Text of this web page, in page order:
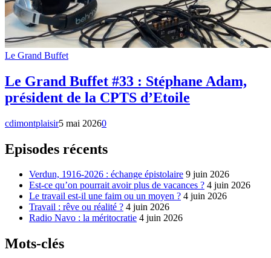
Le Grand Buffet
Le Grand Buffet #33 : Stéphane Adam,
président de la CPTS d’Etoile
cdimontplaisir5 mai 20260
Episodes récents
Verdun, 1916-2026 : échange épistolaire 9 juin 2026
Est-ce qu’on pourrait avoir plus de vacances ? 4 juin 2026
Le travail est-il une faim ou un moyen ? 4 juin 2026
Travail : rêve ou réalité ? 4 juin 2026
Radio Navo : la méritocratie 4 juin 2026
Mots-clés